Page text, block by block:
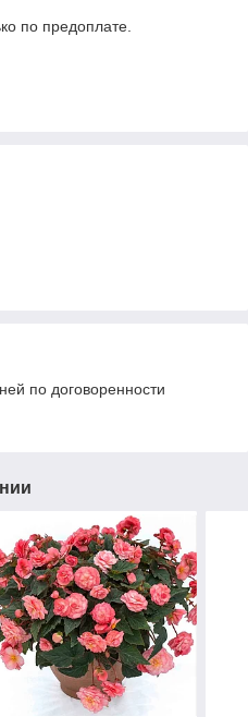
по предоплате.
по договоренности